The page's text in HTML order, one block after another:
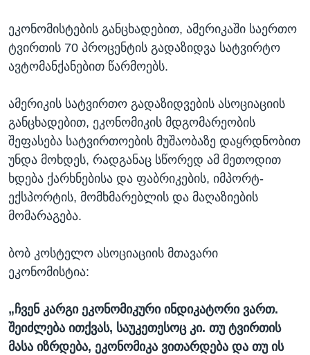
ეკონომისტების განცხადებით, ამერიკაში საერთო
ტვირთის 70 პროცენტის გადაზიდვა სატვირტო
ავტომანქანებით წარმოებს.
ამერიკის სატვირთო გადაზიდვების ასოციაციის
განცხადებით, ეკონომიკის მდგომარეობის
შეფასება სატვირთოების მუშაობაზე დაყრდნობით
უნდა მოხდეს, რადგანაც სწორედ ამ მეთოდით
ხდება ქარხნებისა და ფაბრიკების, იმპორტ-
ექსპორტის, მომხმარებლის და მაღაზიების
მომარაგება.
ბობ კოსტელო ასოციაციის მთავარი
ეკონომისტია:
„ჩვენ კარგი ეკონომიკური ინდიკატორი ვართ.
შეიძლება ითქვას, საუკეთესოც კი. თუ ტვირთის
მასა იზრდება, ეკონომიკა ვითარდება და თუ ის